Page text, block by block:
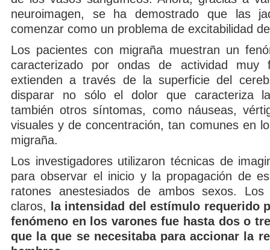
neuroimagen, se ha demostrado que las
comenzar como un problema de excitabilidad
Los pacientes con migraña muestran un
caracterizado por ondas de actividad muy
extienden a través de la superficie del
disparar no sólo el dolor que caracteriza
también otros síntomas, como náuseas,
visuales y de concentración, tan comunes en
migraña.
Los investigadores utilizaron técnicas de
para observar el inicio y la propagación de
ratones anestesiados de ambos sexos. Los
claros,
la intensidad del estímulo requerido
fenómeno en los varones fue hasta dos o
que la que se necesitaba para accionar la